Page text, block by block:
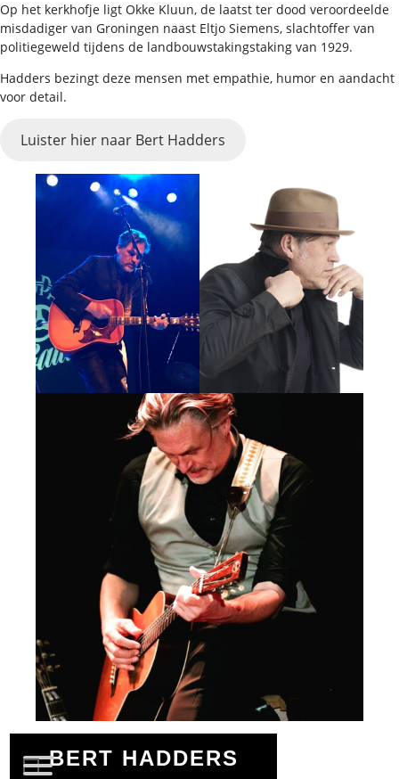
Op het kerkhofje ligt Okke Kluun, de laatst ter dood veroordeelde
misdadiger van Groningen naast Eltjo Siemens, slachtoffer van
politiegeweld tijdens de landbouwstakingstaking van 1929.
Hadders bezingt deze mensen met empathie, humor en aandacht
voor detail.
Luister hier naar Bert Hadders